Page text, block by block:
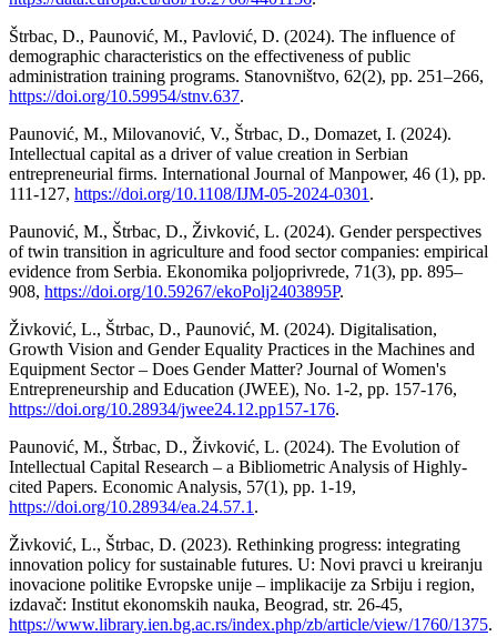
Štrbac, D., Paunović, M., Pavlović, D. (2024). The influence of
demographic characteristics on the effectiveness of public
administration training programs. Stanovništvo, 62(2), pp. 251–266,
https://doi.org/10.59954/stnv.637.
Paunović, М., Мilovanović, V., Štrbac, D., Domazet, I. (2024).
Intellectual capital as a driver of value creation in Serbian
entrepreneurial firms. International Journal of Manpower, 46 (1), pp.
111-127, https://doi.org/10.1108/IJM-05-2024-0301.
Paunović, М., Štrbac, D., Živković, L. (2024). Gender perspectives
of twin transition in agriculture and food sector companies: empirical
evidence from Serbia. Ekonomika poljoprivrede, 71(3), pp. 895–
908, https://doi.org/10.59267/ekoPolj2403895P.
Živković, L., Štrbac, D., Paunović, М. (2024). Digitalisation,
Growth Vision and Gender Equality Practices in the Machines and
Equipment Sector – Does Gender Matter? Journal of Women's
Entrepreneurship and Education (JWEE), No. 1-2, pp. 157-176,
https://doi.org/10.28934/jwee24.12.pp157-176.
Paunović, М., Štrbac, D., Živković, L. (2024). The Evolution of
Intellectual Capital Research – a Bibliometric Analysis of Highly-
cited Papers. Economic Analysis, 57(1), pp. 1-19,
https://doi.org/10.28934/ea.24.57.1.
Živković, L., Štrbac, D. (2023). Rethinking progress: integrating
innovation policy for sustainable futures. U: Novi pravci u kreiranju
inovacione politike Evropske unije – implikacije za Srbiju i region,
izdavač: Institut ekonomskih nauka, Beograd, str. 26-45,
https://www.library.ien.bg.ac.rs/index.php/zb/article/view/1760/1375.